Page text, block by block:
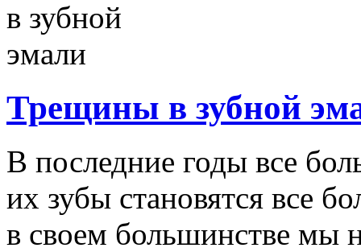
Трещины в зубной
В последние годы все
их зубы становятся все
в своем большинстве мы